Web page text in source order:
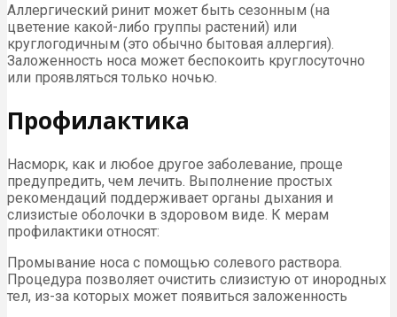
Аллергический ринит может быть сезонным (на
цветение какой-либо группы растений) или
круглогодичным (это обычно бытовая аллергия).
Заложенность носа может беспокоить круглосуточно
или проявляться только ночью.
Профилактика
Насморк, как и любое другое заболевание, проще
предупредить, чем лечить. Выполнение простых
рекомендаций поддерживает органы дыхания и
слизистые оболочки в здоровом виде. К мерам
профилактики относят:
Промывание носа с помощью солевого раствора.
Процедура позволяет очистить слизистую от инородных
тел, из-за которых может появиться заложенность